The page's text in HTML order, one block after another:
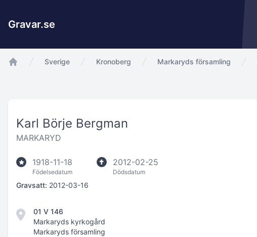
Gravar.se
Sverige Kronoberg Markaryds församling
Karl Börje Bergman
MARKARYD
1918-11-18
Födelsedatum
2012-02-25
Dödsdatum
Gravsatt: 2012-03-16
01 V 146
Markaryds kyrkogård
Markaryds församling